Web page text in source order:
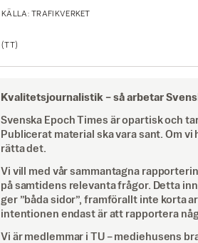
KÄLLA: TRAFIKVERKET
(TT)
Kvalitetsjournalistik – så arbetar
Svenska Epoch Times är opartisk och
Publicerat material ska vara sant. Om
rätta det.
Vi vill med vår sammantagna
på samtidens relevanta frågor. Detta
ger ”båda sidor”, framförallt inte korta
intentionen endast är att rapportera
Vi är medlemmar i TU – mediehusens